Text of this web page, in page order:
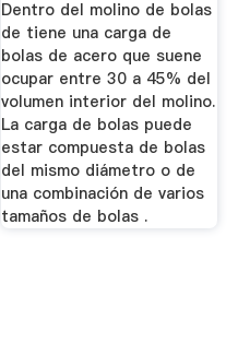
Dentro del molino de bolas
de tiene una carga de
bolas de acero que suene
ocupar entre 30 a 45% del
volumen interior del molino.
La carga de bolas puede
estar compuesta de bolas
del mismo diámetro o de
una combinación de varios
tamaños de bolas .